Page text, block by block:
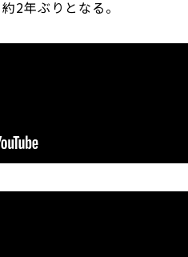
2年ぶりとなる。